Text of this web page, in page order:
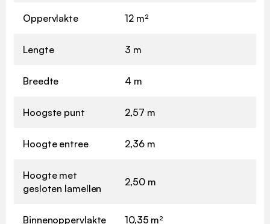
Oppervlakte 12 m²
Lengte 3 m
Breedte 4 m
Hoogste punt 2,57 m
Hoogte entree 2,36 m
Hoogte met
gesloten lamellen
2,50 m
Binnenoppervlakte 10,35 m²